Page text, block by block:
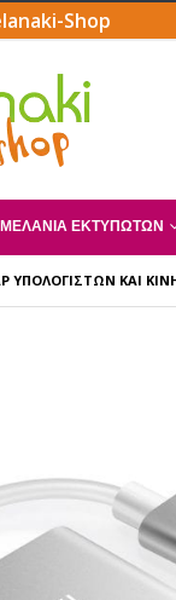
Shop
ΜΕΛΆΝΙΑ ΕΚΤΥΠΩΤΏΝ
ΥΠΟΛΟΓΙΣΤΏΝ ΚΑΙ